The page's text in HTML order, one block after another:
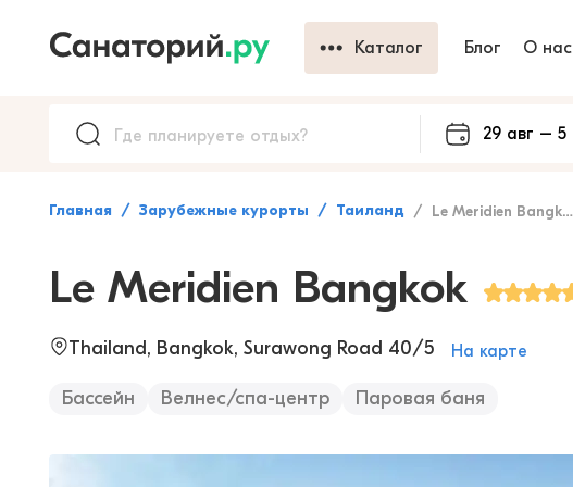
Каталог Блог О нас
Главная Зарубежные курорты Таиланд Le Meridien Bangkok
Le Meridien Bangkok
Thailand, Bangkok, Surawong Road 40/5 На карте
Бассейн Велнес/спа-центр Паровая баня